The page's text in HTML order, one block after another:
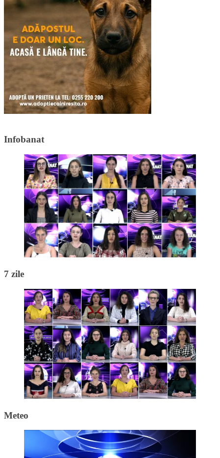
Infobanat
7 zile
Meteo